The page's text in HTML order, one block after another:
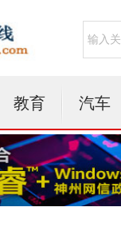
教育 汽车